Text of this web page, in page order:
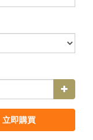
立即購買